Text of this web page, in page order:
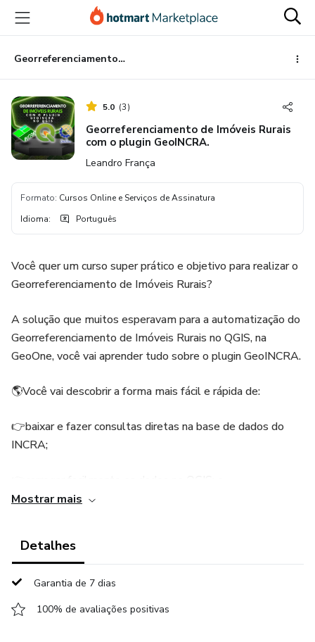
para
conteúdo
principal
para
pagamento
para
rodapé
Georreferenciamento de Imóveis Rurais com o plugin GeoINCRA.
5.0 (3)
Georreferenciamento de Imóveis Rurais
com o plugin GeoINCRA.
Leandro França
Formato: Cursos Online e Serviços de Assinatura
Idioma: Português
Você quer um curso super prático e objetivo para realizar o
Georreferenciamento de Imóveis Rurais?
A solução que muitos esperavam para a automatização do
Georreferenciamento de Imóveis Rurais no QGIS, na
GeoOne, você vai aprender tudo sobre o plugin GeoINCRA.
🌎Você vai descobrir a forma mais fácil e rápida de:
👉baixar e fazer consultas diretas na base de dados do
INCRA;
Tudo isso com pouquíssimos cliques.
👍Para as AUTOMATIZAÇÕES, além do plugin
Mostrar mais
Detalhes
Garantia de 7 dias
100% de avaliações positivas